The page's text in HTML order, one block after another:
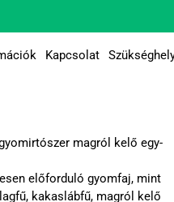
Kapcsolat
magról kelő egy-
előforduló gyomfaj, mint
kakaslábfű, magról kelő